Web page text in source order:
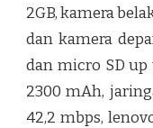
2GB, kamera
dan kamera
dan micro SD up
2300 mAh,
42,2 mbps,